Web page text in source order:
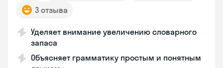
3 отзыва
Уделяет внимание увеличению словарного
запаса
Объясняет грамматику простым и понятным